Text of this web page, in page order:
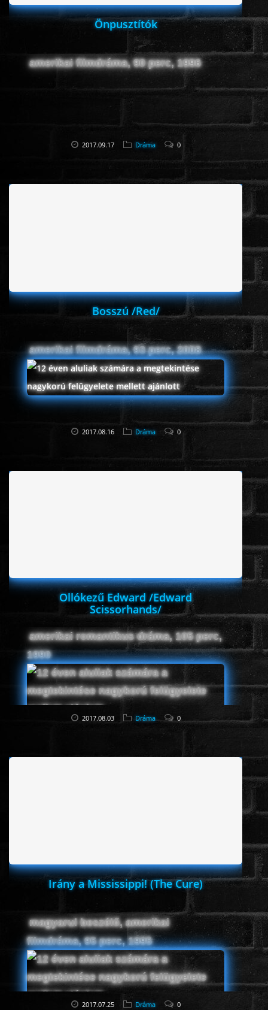
Önpusztítók
amerikai filmdráma, 90 perc, 1996
2017.09.17 Dráma 0
Bosszú /Red/
amerikai filmdráma, 93 perc, 2008
2017.08.16 Dráma 0
Ollókezű Edward /Edward
Scissorhands/
amerikai romantikus dráma, 105 perc,
1990
2017.08.03 Dráma 0
Irány a Mississippi! (The Cure)
magyarul beszélő, amerikai
filmdráma, 95 perc, 1995
2017.07.25 Dráma 0